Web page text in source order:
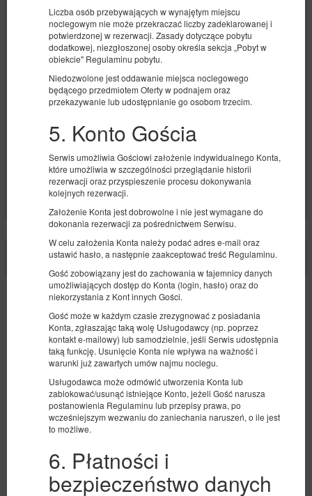
Liczba osób przebywających w wynajętym miejscu
noclegowym nie może przekraczać liczby zadeklarowanej i
potwierdzonej w rezerwacji. Zasady dotyczące pobytu
dodatkowej, niezgłoszonej osoby określa sekcja „Pobyt w
obiekcie" Regulaminu pobytu.
Niedozwolone jest oddawanie miejsca noclegowego
będącego przedmiotem Oferty w podnajem oraz
przekazywanie lub udostępnianie go osobom trzecim.
5. Konto Gościa
Serwis umożliwia Gościowi założenie indywidualnego Konta,
które umożliwia w szczególności przeglądanie historii
rezerwacji oraz przyspieszenie procesu dokonywania
kolejnych rezerwacji.
Założenie Konta jest dobrowolne i nie jest wymagane do
dokonania rezerwacji za pośrednictwem Serwisu.
W celu założenia Konta należy podać adres e-mail oraz
ustawić hasło, a następnie zaakceptować treść Regulaminu.
Gość zobowiązany jest do zachowania w tajemnicy danych
umożliwiających dostęp do Konta (login, hasło) oraz do
niekorzystania z Kont innych Gości.
Gość może w każdym czasie zrezygnować z posiadania
Konta, zgłaszając taką wolę Usługodawcy (np. poprzez
kontakt e-mailowy) lub samodzielnie, jeśli Serwis udostępnia
taką funkcję. Usunięcie Konta nie wpływa na ważność i
warunki już zawartych umów najmu noclegu.
Usługodawca może odmówić utworzenia Konta lub
zablokować/usunąć istniejące Konto, jeżeli Gość narusza
postanowienia Regulaminu lub przepisy prawa, po
wcześniejszym wezwaniu do zaniechania naruszeń, o ile jest
to możliwe.
6. Płatności i
bezpieczeństwo danych
Pokój czteroosobowy
Dostępna liczba: 2
4 osoby
pow. 30,00 m2
2 łóżka pojedyncze (Single), 1 łóżko podwójne (Double)
456,92 zł
Udostępnij Szczegóły Dostępność
Pokaż oferty
Strona korzysta z plików cookie w celu realizacji usług zgodnie z
Polityką dotyczącą cookies. Możesz określić warunki
Bezpieczeństwo
Najwyższy poziom bezpieczeństwa zapewnia zgodność ze
standardem PCI DSS.
Wygoda
Bezpośrednia rezerwacja to gwarancja dostępności pokoju i
pełna oferta.
Niższa cena
Rezerwacja przez nasz system to lepsze warunki rezerwacji,
bez dodatkowych prowizji.